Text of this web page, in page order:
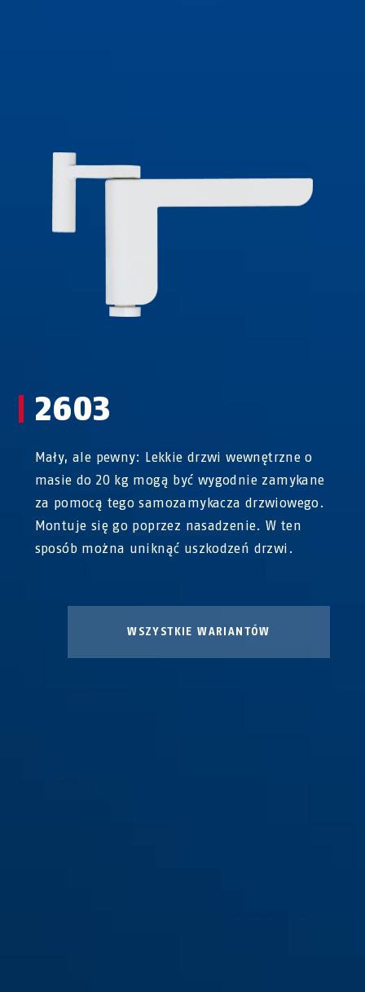
2603
Mały, ale pewny: Lekkie drzwi wewnętrzne o
masie do 20 kg mogą być wygodnie zamykane
za pomocą tego samozamykacza drzwiowego.
Montuje się go poprzez nasadzenie. W ten
sposób można uniknąć uszkodzeń drzwi.
WSZYSTKIE WARIANTÓW